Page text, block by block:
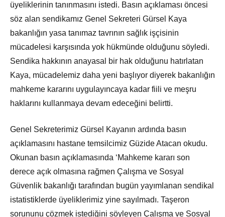
üyeliklerinin tanınmasını istedi. Basın açıklaması öncesi
söz alan sendikamız Genel Sekreteri Gürsel Kaya
bakanlığın yasa tanımaz tavrının sağlık işçisinin
mücadelesi karşısında yok hükmünde olduğunu söyledi.
Sendika hakkının anayasal bir hak olduğunu hatırlatan
Kaya, mücadelemiz daha yeni başlıyor diyerek bakanlığın
mahkeme kararını uygulayıncaya kadar fiili ve meşru
haklarını kullanmaya devam edeceğini belirtti.
Genel Sekreterimiz Gürsel Kayanın ardında basın
açıklamasını hastane temsilcimiz Güzide Atacan okudu.
Okunan basın açıklamasında ‘Mahkeme kararı son
derece açık olmasına rağmen Çalışma ve Sosyal
Güvenlik bakanlığı tarafından bugün yayımlanan sendikal
istatistiklerde üyeliklerimiz yine sayılmadı. Taşeron
sorununu çözmek istediğini söyleyen Çalışma ve Sosyal